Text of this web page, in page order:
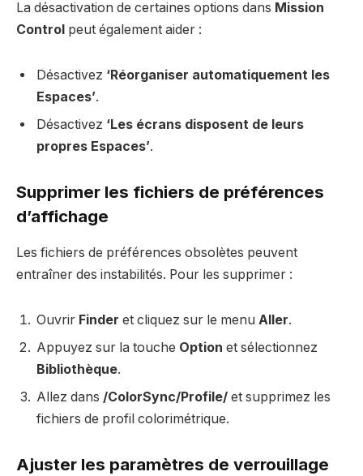
La désactivation de certaines options dans Mission
Control peut également aider :
Désactivez ‘Réorganiser automatiquement les
Espaces’.
Désactivez ‘Les écrans disposent de leurs
propres Espaces’.
Supprimer les fichiers de préférences
d’affichage
Les fichiers de préférences obsolètes peuvent
entraîner des instabilités. Pour les supprimer :
Ouvrir Finder et cliquez sur le menu Aller.
Appuyez sur la touche Option et sélectionnez
Bibliothèque.
Allez dans /ColorSync/Profile/ et supprimez les
fichiers de profil colorimétrique.
Ajuster les paramètres de verrouillage